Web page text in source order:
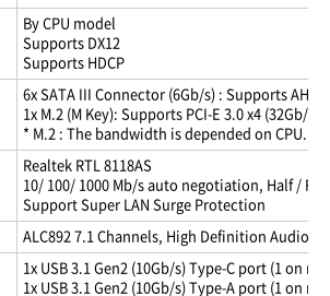
By CPU model
Supports DX12
Supports HDCP
6x SATA III Connector (6Gb/s) : Supports AHCI
1x M.2 (M Key): Supports PCI-E 3.0 x4 (32Gb/s)
* M.2 : The bandwidth is depended on CPU.
Realtek RTL 8118AS
10/ 100/ 1000 Mb/s auto negotiation, Half /
Support Super LAN Surge Protection
ALC892 7.1 Channels, High Definition Audio,
1x USB 3.1 Gen2 (10Gb/s) Type-C port (1 on
1x USB 3.1 Gen2 (10Gb/s) Type-A port (1 on